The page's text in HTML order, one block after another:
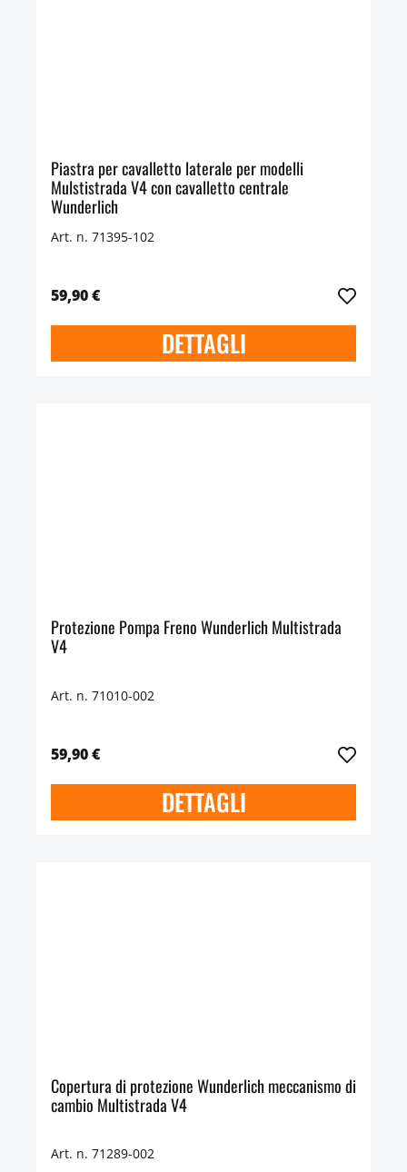
Piastra per cavalletto laterale per modelli
Mulstistrada V4 con cavalletto centrale
Wunderlich
Art. n. 71395-102
59,90 €
DETTAGLI
Protezione Pompa Freno Wunderlich Multistrada
V4
Art. n. 71010-002
59,90 €
DETTAGLI
Copertura di protezione Wunderlich meccanismo di
cambio Multistrada V4
Art. n. 71289-002